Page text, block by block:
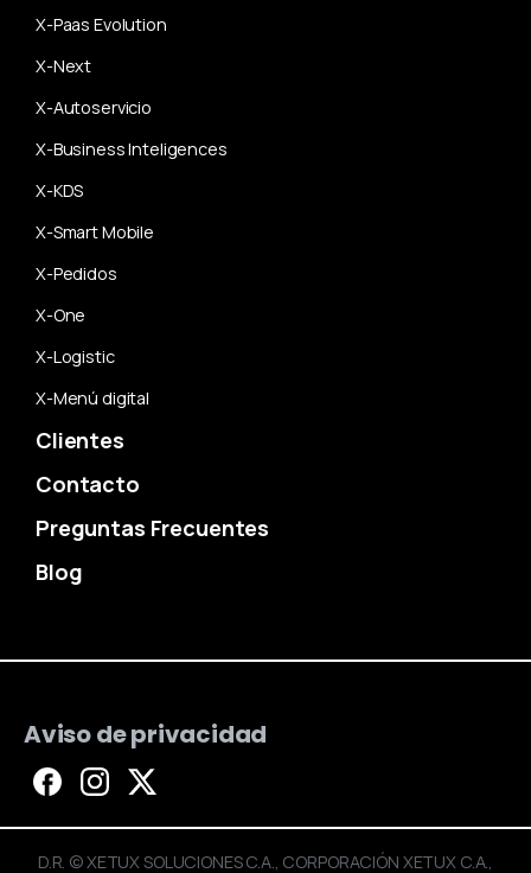
X-Paas Evolution
X-Next
X-Autoservicio
X-Business Inteligences
X-KDS
X-Smart Mobile
X-Pedidos
X-One
X-Logistic
X-Menú digital
Clientes
Contacto
Preguntas Frecuentes
Blog
Aviso de privacidad
D.R. © XETUX SOLUCIONES C.A., CORPORACIÓN XETUX C.A.,